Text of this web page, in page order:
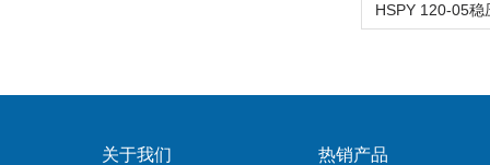
关于我们 热销产品